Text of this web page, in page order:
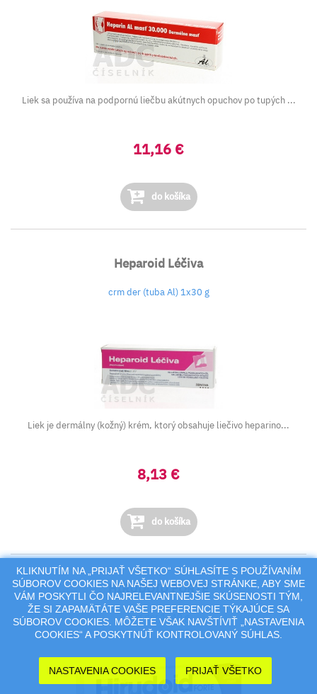
Liek sa používa na podpornú liečbu akútnych opuchov po tupých ...
11,16 €
do košíka
Heparoid Léčiva
crm der (tuba Al) 1x30 g
Liek je dermálny (kožný) krém, ktorý obsahuje liečivo heparino...
8,13 €
do košíka
HIRUDOID FORTE
ung der 1x40 g
KLIKNUTÍM NA „PRIJAŤ VŠETKO“ SÚHLASÍTE S POUŽÍVANÍM
SÚBOROV COOKIES NA NAŠEJ WEBOVEJ STRÁNKE, ABY SME
VÁM POSKYTLI ČO NAJRELEVANTNEJŠIE SKÚSENOSTI TÝM,
ŽE SI ZAPAMÄTÁTE VAŠE PREFERENCIE TÝKAJÚCE SA
SÚBOROV COOKIES. MÔŽETE VŠAK NAVŠTÍVIŤ „NASTAVENIA
COOKIES“ A POSKYTNÚŤ KONTROLOVANÝ SÚHLAS.
NASTAVENIA COOKIES PRIJAŤ VŠETKO